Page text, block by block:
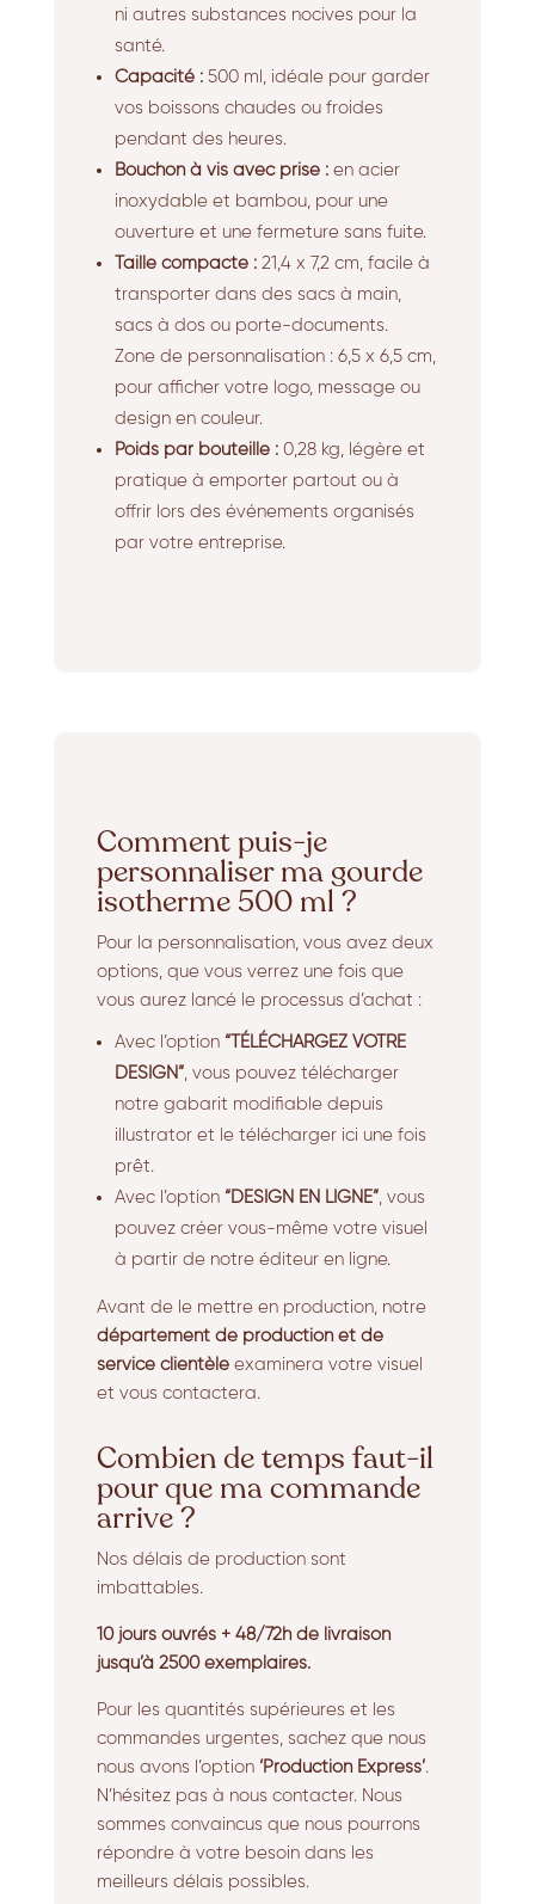
ni autres substances nocives pour la
santé.
Capacité :500 ml, idéale pour garder
vos boissons chaudes ou froides
pendant des heures.
Bouchon à vis avec prise :en acier
inoxydable et bambou, pour une
ouverture et une fermeture sans fuite.
Taille compacte :21,4 x 7,2 cm, facile à
transporter dans des sacs à main,
sacs à dos ou porte-documents.
Zone de personnalisation : 6,5 x 6,5 cm,
pour afficher votre logo, message ou
design en couleur.
Poids par bouteille :0,28 kg, légère et
pratique à emporter partout ou à
offrir lors des événements organisés
par votre entreprise.
Comment puis-je
personnaliser ma gourde
isotherme 500 ml ?
Pour la personnalisation, vous avez deux
options, que vous verrez une fois que
vous aurez lancé le processus d’achat :
Avec l’option “TÉLÉCHARGEZ VOTRE
DESIGN”, vous pouvez télécharger
notre gabarit modifiable depuis
illustrator et le télécharger ici une fois
prêt.
Avec l’option “DESIGN EN LIGNE”, vous
pouvez créer vous-même votre visuel
à partir de notre éditeur en ligne.
Avant de le mettre en production, notre
département de production et de
service clientèleexaminera votre visuel
et vous contactera.
Combien de temps faut-il
pour que ma commande
arrive ?
Nos délais de production sont
imbattables.
10 jours ouvrés + 48/72h de livraison
jusqu’à 2500 exemplaires.
Pour les quantités supérieures et les
commandes urgentes, sachez que nous
nous avons l’option ‘Production Express’.
N’hésitez pas à nous contacter. Nous
sommes convaincus que nous pourrons
répondre à votre besoin dans les
meilleurs délais possibles.